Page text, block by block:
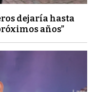
dejaría hasta
años”